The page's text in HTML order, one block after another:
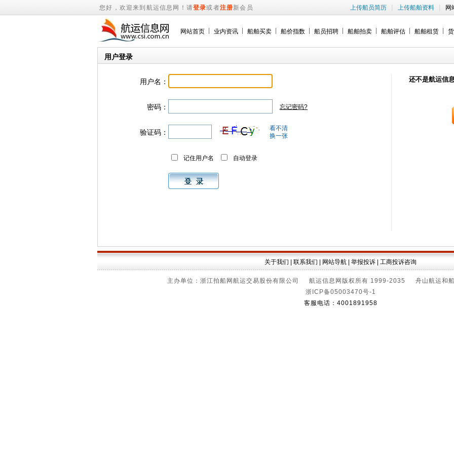
您好，欢迎来到航运信息网！请登录或者注册新会员 上传船员简历 | 上传船舶资料 | 网
网站首页 业内资讯 船舶买卖 船价指数 船员招聘 船舶拍卖 船舶评估 船舶租赁
用户登录
用户名：
密码： 忘记密码?
验证码：
看不清
换一张
记住用户名 自动登录
还不是航运信
关于我们 联系我们 网站导航 举报投诉 工商投诉咨询
主办单位：浙江拍船网航运交易股份有限公司 航运信息网版权所有 1999-2035 舟山航运和船
浙ICP备05003470号-1
客服电话：4001891958